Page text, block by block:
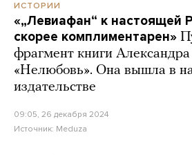
ИСТОРИИ
«„Левиафан“ к настоящей
скорее комплиментарен»
фрагмент книги Александра
«Нелюбовь». Она вышла в
издательстве
09:05, 26 декабря 2024
Источник: Meduza